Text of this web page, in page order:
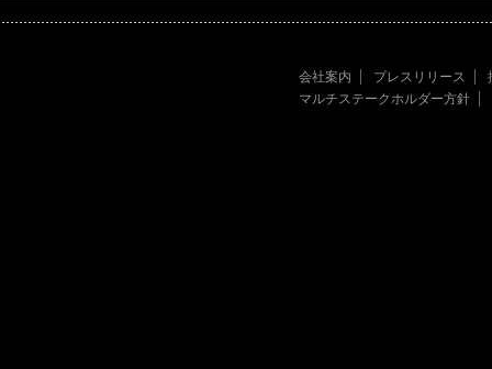
会社案内 プレスリリース
マルチステークホルダー方針